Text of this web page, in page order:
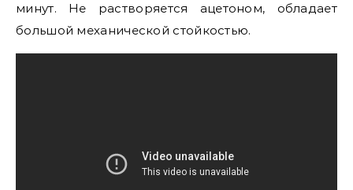
минут. Не растворяется ацетоном, обладает
большой механической стойкостью.